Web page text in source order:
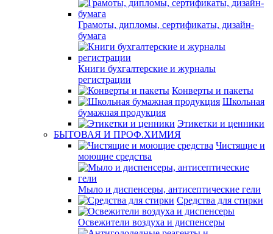
Грамоты, дипломы, сертификаты, дизайн-
бумага
Книги бухгалтерские и журналы
регистрации
Конверты и пакеты
Школьная
бумажная продукция
Этикетки и ценники
БЫТОВАЯ И ПРОФ.ХИМИЯ
Чистящие и
моющие средства
Мыло и диспенсеры, антисептические гели
Средства для стирки
Освежители воздуха и диспенсеры